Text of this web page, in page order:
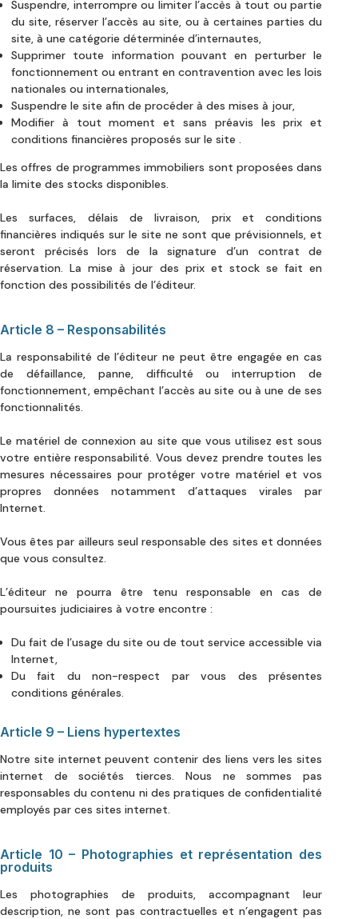
Suspendre, interrompre ou limiter l’accès à tout ou partie
du site, réserver l’accès au site, ou à certaines parties du
site, à une catégorie déterminée d’internautes,
Supprimer toute information pouvant en perturber le
fonctionnement ou entrant en contravention avec les lois
nationales ou internationales,
Suspendre le site afin de procéder à des mises à jour,
Modifier à tout moment et sans préavis les prix et
conditions financières proposés sur le site .
Les offres de programmes immobiliers sont proposées dans
la limite des stocks disponibles.
Les surfaces, délais de livraison, prix et conditions
financières indiqués sur le site ne sont que prévisionnels, et
seront précisés lors de la signature d’un contrat de
réservation. La mise à jour des prix et stock se fait en
fonction des possibilités de l’éditeur.
Article 8 – Responsabilités
La responsabilité de l’éditeur ne peut être engagée en cas
de défaillance, panne, difficulté ou interruption de
fonctionnement, empêchant l’accès au site ou à une de ses
fonctionnalités.
Le matériel de connexion au site que vous utilisez est sous
votre entière responsabilité. Vous devez prendre toutes les
mesures nécessaires pour protéger votre matériel et vos
propres données notamment d’attaques virales par
Internet.
Vous êtes par ailleurs seul responsable des sites et données
que vous consultez.
L’éditeur ne pourra être tenu responsable en cas de
poursuites judiciaires à votre encontre :
Du fait de l’usage du site ou de tout service accessible via
Internet,
Du fait du non-respect par vous des présentes
conditions générales.
Article 9 – Liens hypertextes
Notre site internet peuvent contenir des liens vers les sites
internet de sociétés tierces. Nous ne sommes pas
responsables du contenu ni des pratiques de confidentialité
employés par ces sites internet.
Article 10 – Photographies et représentation des
produits
Les photographies de produits, accompagnant leur
description, ne sont pas contractuelles et n’engagent pas